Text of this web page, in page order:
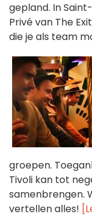
gepland. In
Privé van The
die je als team
groepen.
Tivoli kan tot
samenbrengen.
vertellen alles!